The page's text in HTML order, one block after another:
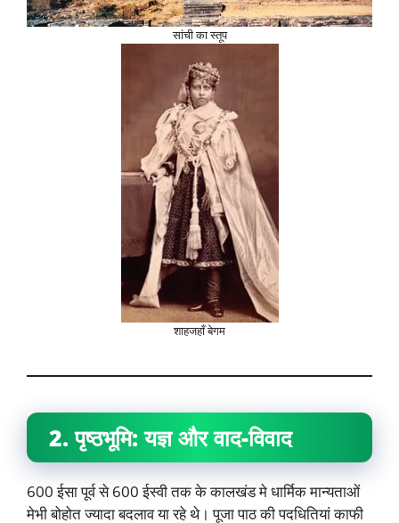
सांची का स्तूप
शाहजहाँ बेगम
2. पृष्ठभूमि: यज्ञ और वाद-विवाद
600 ईसा पूर्व से 600 ईस्वी तक के कालखंड मे धार्मिक मान्यताओं
मेभी बोहोत ज्यादा बदलाव या रहे थे। पूजा पाठ की पदधितियां काफी